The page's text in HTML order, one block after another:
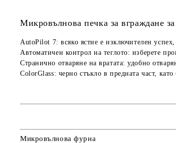
Микровълнова печка за вграждане
AutoPilot 7: всяко ястие е изключителен
Автоматичен контрол на теглото: изберете
Странично отваряне на вратата: удобно
ColorGlass: черно стъкло в предната част,
Микровълнова фурна